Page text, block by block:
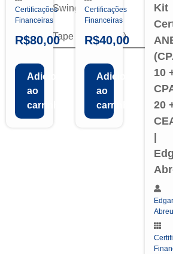
Swing Trade(0)
Tape Reading (0)
Certificações
Financeiras
R$80,00
Adicionar
ao
carrinho
Certificações
Financeiras
R$40,00
Adicionar
ao
carrinho
Kit
10
20
|
Edgar
Abreu